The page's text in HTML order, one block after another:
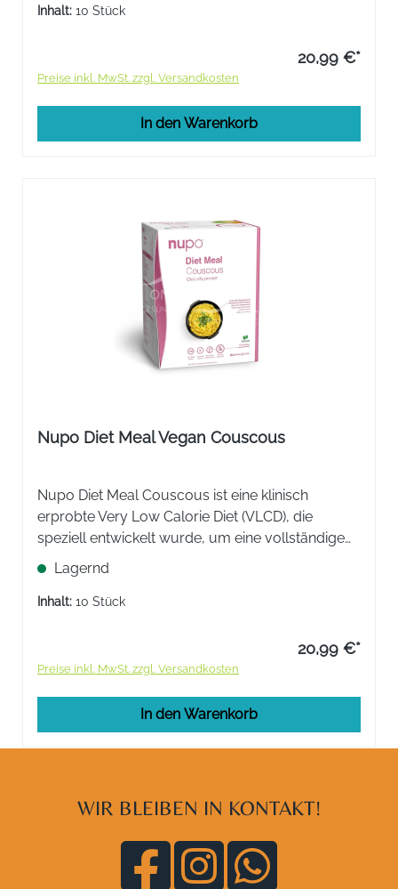
Inhalt: 10 Stück
20,99 €*
Preise inkl. MwSt. zzgl. Versandkosten
In den Warenkorb
Nupo Diet Meal Vegan Couscous
Nupo Diet Meal Couscous ist eine klinisch
erprobte Very Low Calorie Diet (VLCD), die
speziell entwickelt wurde, um eine vollständige
tägliche Ernährung durch eine einfache und
leichte Diät zu ersetzen.
Lagernd
Inhalt: 10 Stück
20,99 €*
Preise inkl. MwSt. zzgl. Versandkosten
In den Warenkorb
WIR BLEIBEN IN KONTAKT!